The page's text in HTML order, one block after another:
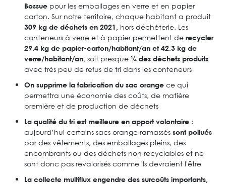
Bossue pour les emballages en verre et en papier
carton. Sur notre territoire, chaque habitant a produit
309 kg de déchets en 2021, hors déchèterie. Les
conteneurs à verre et à papier permettent de recycler
29.4 kg de papier-carton/habitant/an et 42.3 kg de
verre/habitant/an, soit presque ¼ des déchets produits
avec très peu de refus de tri dans les conteneurs
On supprime la fabrication du sac orange ce qui
permettra une économie des coûts, de matière
première et de production de déchets
La qualité du tri est meilleure en apport volontaire :
aujourd’hui certains sacs orange ramassés sont pollués
par des vêtements, des emballages pleins, des
encombrants ou des déchets non recyclables et ne
sont donc pas revalorisés comme ils devraient l'être
La collecte multiflux engendre des surcoûts importants,